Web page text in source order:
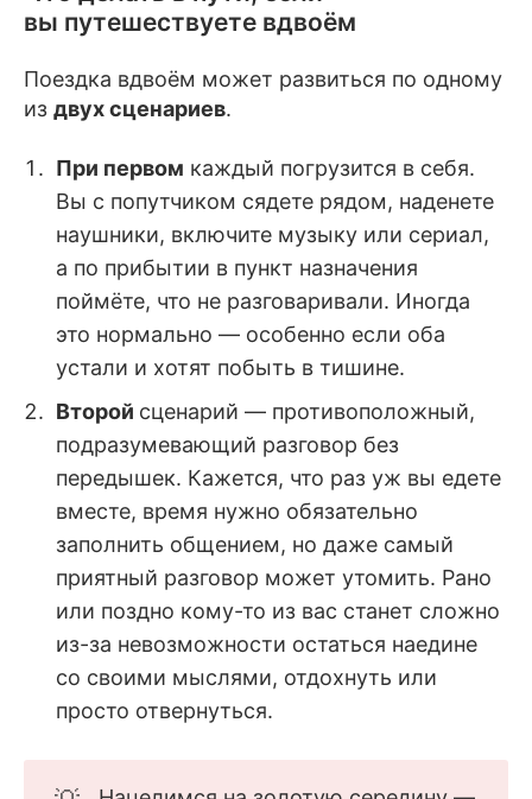
вы путешествуете вдвоём
Поездка вдвоём может развиться по одному
из двух сценариев.
При первом каждый погрузится в себя.
Вы с попутчиком сядете рядом, наденете
наушники, включите музыку или сериал,
а по прибытии в пункт назначения
поймёте, что не разговаривали. Иногда
это нормально — особенно если оба
устали и хотят побыть в тишине.
Второй сценарий — противоположный,
подразумевающий разговор без
передышек. Кажется, что раз уж вы едете
вместе, время нужно обязательно
заполнить общением, но даже самый
приятный разговор может утомить. Рано
или поздно кому-то из вас станет сложно
из-за невозможности остаться наедине
со своими мыслями, отдохнуть или
просто отвернуться.